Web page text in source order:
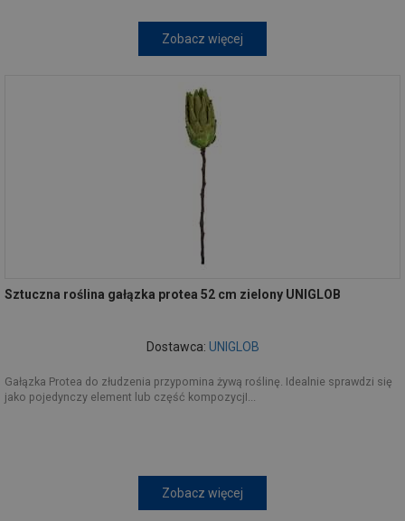
Zobacz więcej
Sztuczna roślina gałązka protea 52 cm zielony UNIGLOB
Dostawca: UNIGLOB
Gałązka Protea do złudzenia przypomina żywą roślinę. Idealnie sprawdzi się
jako pojedynczy element lub część kompozycjI...
Zobacz więcej